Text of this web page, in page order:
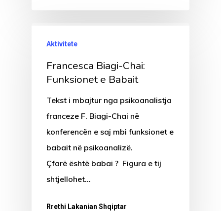
Aktivitete
Francesca Biagi-Chai:
Funksionet e Babait
Tekst i mbajtur nga psikoanalistja
franceze F. Biagi-Chai në
konferencën e saj mbi funksionet e
babait në psikoanalizë.
Çfarë është babai ? Figura e tij
shtjellohet…
Rrethi Lakanian Shqiptar